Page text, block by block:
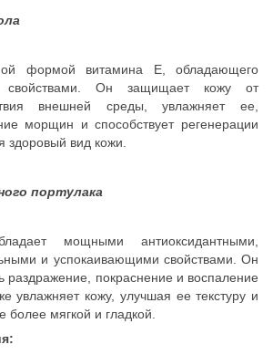
формой витамина E, обладающего
свойствами. Он защищает кожу от
внешней среды, увлажняет ее,
морщин и способствует регенерации
здоровый вид кожи.
портулака
мощными антиоксидантными,
и успокаивающими свойствами. Он
раздражение, покраснение и воспаление
увлажняет кожу, улучшая ее текстуру и
мягкой и гладкой.